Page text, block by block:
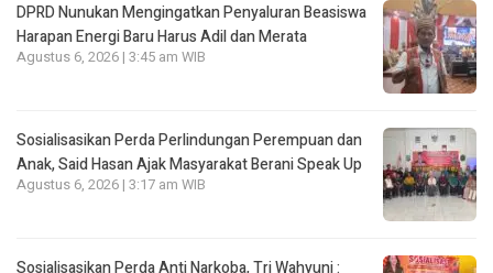
DPRD Nunukan Mengingatkan Penyaluran Beasiswa
Harapan Energi Baru Harus Adil dan Merata
Agustus 6, 2026 | 3:45 am WIB
Sosialisasikan Perda Perlindungan Perempuan dan
Anak, Said Hasan Ajak Masyarakat Berani Speak Up
Agustus 6, 2026 | 3:17 am WIB